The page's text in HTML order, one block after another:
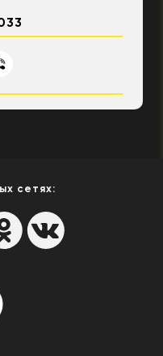
сетях: